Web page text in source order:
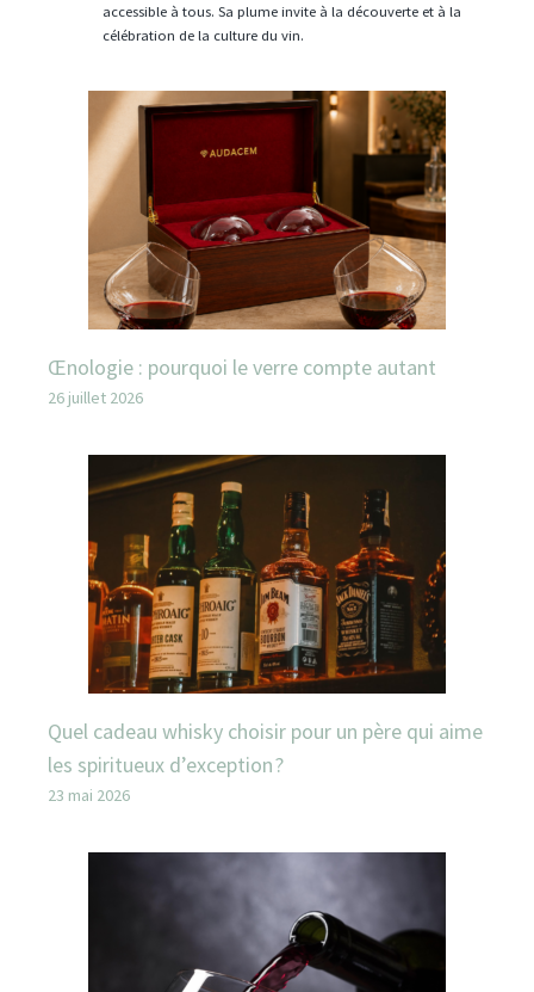
accessible à tous. Sa plume invite à la découverte et à la
célébration de la culture du vin.
Œnologie : pourquoi le verre compte autant
26 juillet 2026
Quel cadeau whisky choisir pour un père qui aime
les spiritueux d’exception ?
23 mai 2026